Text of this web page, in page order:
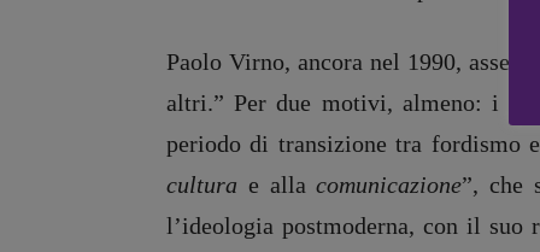
Paolo Virno, ancora nel 1990,
altri.” Per due motivi, almeno: i
periodo di transizione tra fordismo
cultura e allacomunicazione”, che
l’ideologia postmoderna, con il